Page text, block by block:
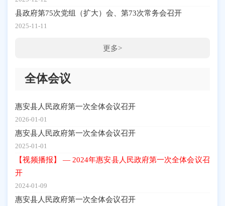
县政府第75次党组（扩大）会、第73次常务会召开
2025-11-11
更多>
全体会议
惠安县人民政府第一次全体会议召开
2026-01-01
惠安县人民政府第一次全体会议召开
2025-01-01
【视频播报】 — 2024年惠安县人民政府第一次全体会议召
开
2024-01-09
惠安县人民政府第一次全体会议召开